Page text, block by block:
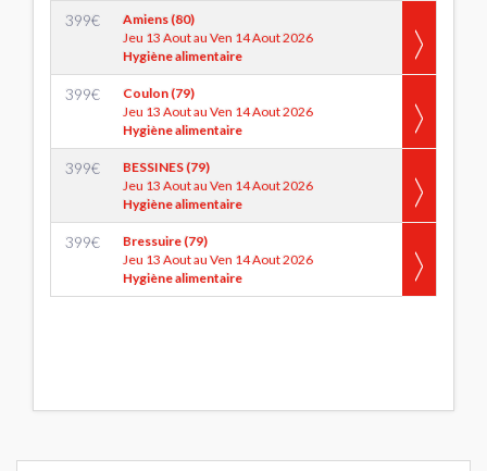
399€
Amiens (80)
Jeu 13 Aout au Ven 14 Aout 2026
Hygiène alimentaire
399€
Coulon (79)
Jeu 13 Aout au Ven 14 Aout 2026
Hygiène alimentaire
399€
BESSINES (79)
Jeu 13 Aout au Ven 14 Aout 2026
Hygiène alimentaire
399€
Bressuire (79)
Jeu 13 Aout au Ven 14 Aout 2026
Hygiène alimentaire